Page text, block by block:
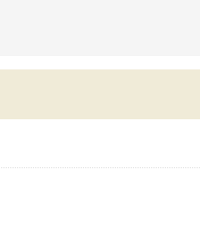
わなければチェンジできます